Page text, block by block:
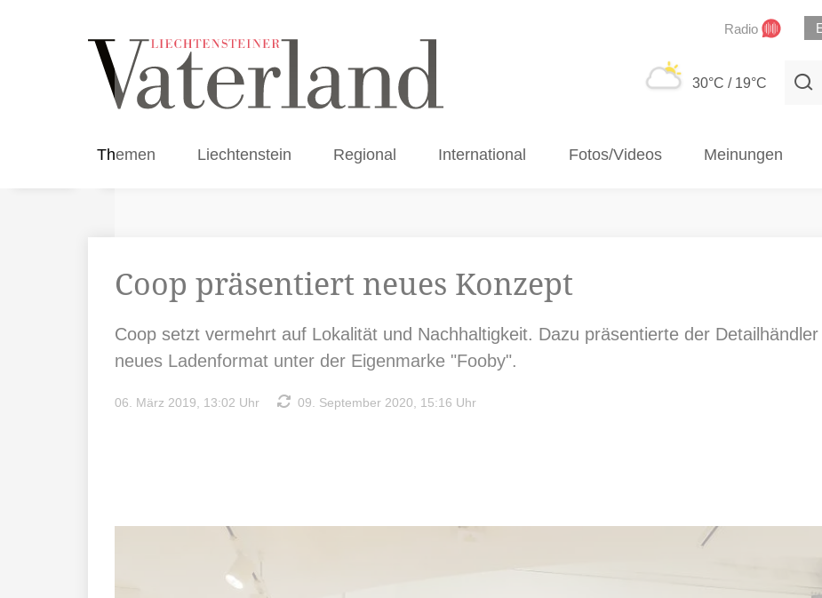
Radio
30°C / 19°C
Themen Liechtenstein Regional International Fotos/Videos Meinungen
Coop präsentiert neues Konzept
Coop setzt vermehrt auf Lokalität und Nachhaltigkeit. Dazu präsentierte der
neues Ladenformat unter der Eigenmarke "Fooby".
06. März 2019, 13:02 Uhr 09. September 2020, 15:16 Uhr